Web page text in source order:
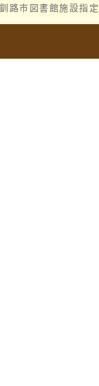
路市図書館施設指